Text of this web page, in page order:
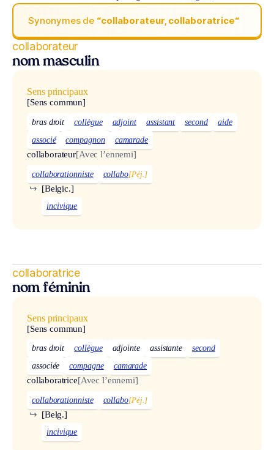
Synonymes de “collaborateur, collaboratrice“
collaborateur
nom masculin
Sens principaux
[Sens commun]
bras droit collègue adjoint assistant second
aide
associé
compagnon camarade
collaborateur[Avec l’ennemi]
collaborationniste collabo[Péj.]
[Belgic.]
↪
incivique
collaboratrice
nom féminin
Sens principaux
[Sens commun]
bras droit collègue adjointe assistante
second
associée
compagne camarade
collaboratrice[Avec l’ennemi]
collaborationniste collabo[Péj.]
[Belg.]
↪
incivique